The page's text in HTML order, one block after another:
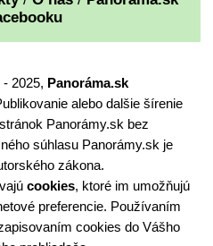
2025, Panoráma.sk
alebo dalšie šírenie
Panorámy.sk bez
súhlasu Panorámy.sk je
zákona.
cookies, ktoré im umožňujú
preferencie. Používaním
cookies do Vášho